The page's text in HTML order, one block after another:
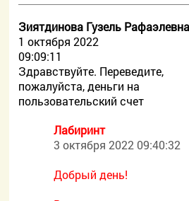
Зиятдинова Гузель Рафаэлевна
1 октября 2022
09:09:11
Здравствуйте. Переведите,
пожалуйста, деньги на
пользовательский счет
Лабиринт
3 октября 2022 09:40:32
Добрый день!